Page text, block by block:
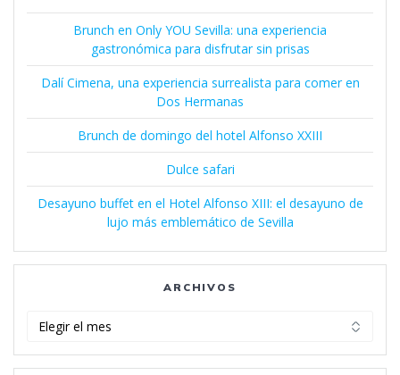
Brunch en Only YOU Sevilla: una experiencia
gastronómica para disfrutar sin prisas
Dalí Cimena, una experiencia surrealista para comer en
Dos Hermanas
Brunch de domingo del hotel Alfonso XXIII
Dulce safari
Desayuno buffet en el Hotel Alfonso XIII: el desayuno de
lujo más emblemático de Sevilla
ARCHIVOS